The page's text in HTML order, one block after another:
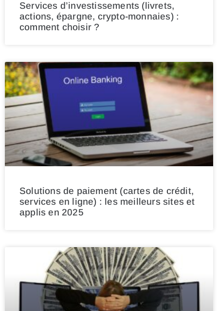
Services d’investissements (livrets,
actions, épargne, crypto-monnaies) :
comment choisir ?
Solutions de paiement (cartes de crédit,
services en ligne) : les meilleurs sites et
applis en 2025